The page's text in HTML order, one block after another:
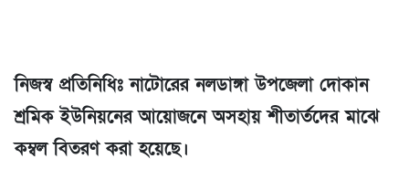
নিজস্ব প্রতিনিধিঃ নাটোরের নলডাঙ্গা উপজেলা দোকান
শ্রমিক ইউনিয়নের আয়োজনে অসহায় শীতার্তদের মাঝে
কম্বল বিতরণ করা হয়েছে।